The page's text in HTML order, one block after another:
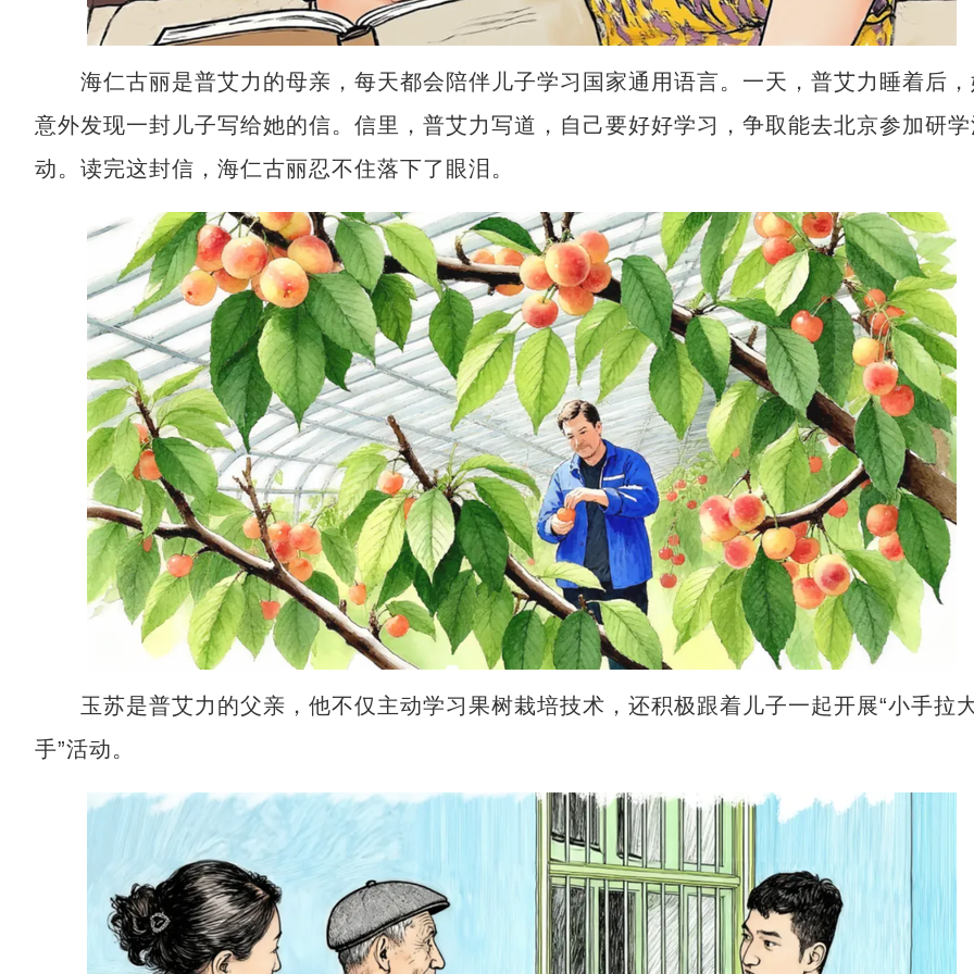
海仁古丽是普艾力的母亲，每天都会陪伴儿子学习国家通用语言。一天，普艾力睡着后，
意外发现一封儿子写给她的信。信里，普艾力写道，自己要好好学习，争取能去北京参加研学
动。读完这封信，海仁古丽忍不住落下了眼泪。
玉苏是普艾力的父亲，他不仅主动学习果树栽培技术，还积极跟着儿子一起开展“小手拉
手”活动。